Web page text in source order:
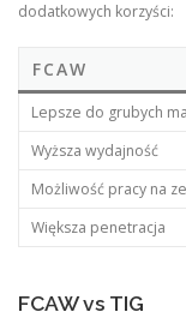
dodatkowych korzyści:
FCAW
Lepsze do grubych
Wyższa wydajność
Możliwość pracy na
Większa penetracja
FCAW vs TIG